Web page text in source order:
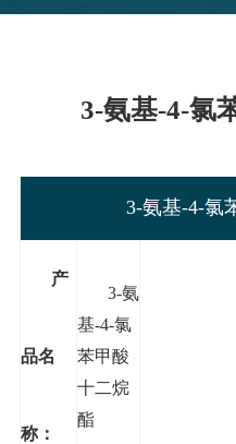
3-氨基-4-氯
3-氨基-4-氯
产
品名
称：
3-氨
基-4-氯
苯甲酸
十二烷
酯